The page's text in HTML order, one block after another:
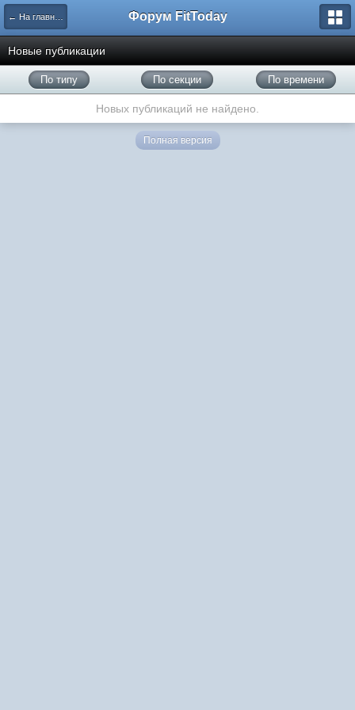
← На главную Форум FitToday
Новые публикации
По типу По секции По времени
Новых публикаций не найдено.
Полная версия